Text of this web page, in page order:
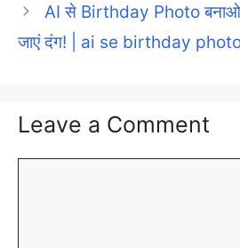
AI से Birthday Photo बनाओ
जाएं दंग! | ai se birthday
Leave a Comment